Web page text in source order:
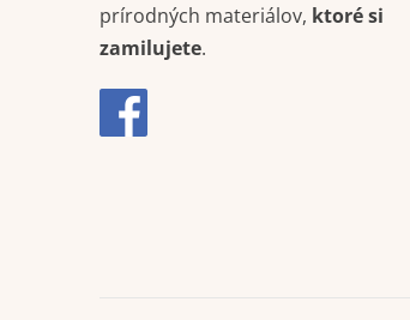
prírodných materiálov, ktoré si
zamilujete.